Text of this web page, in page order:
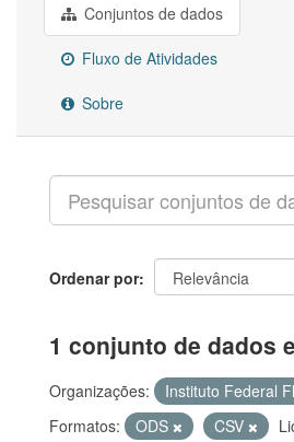
Conjuntos de dados
Fluxo de Atividades
Sobre
Ordenar por
1 conjunto de dados
Organizações:
Instituto Federal
Formatos:
ODS CSV